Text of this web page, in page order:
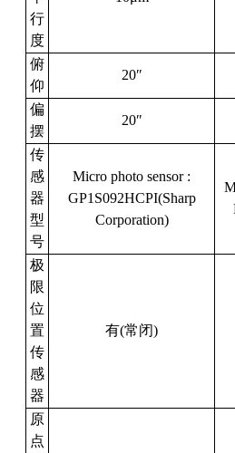
行
度
俯
仰
20″
偏
摆
20″
传
感
器
型
号
Micro photo sensor :
GP1S092HCPI(Sharp
Corporation)
极
限
位
置
传
感
器
有(常闭)
原
点